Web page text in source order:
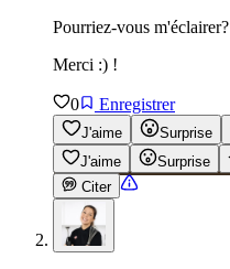
Pourriez-vous m'éclairer?
Merci :) !
0 Enregistrer
J'aime Surprise
J'aime
Surprise
Citer